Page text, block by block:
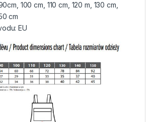
100 cm, 110 cm, 120 m, 130 cm,
cm
EU